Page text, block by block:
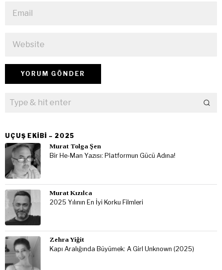
UÇUŞ EKIBI – 2025
Murat Tolga Şen
Bir He-Man Yazısı: Platformun Gücü Adına!
Murat Kızılca
2025 Yılının En İyi Korku Filmleri
Zehra Yiğit
Kapı Aralığında Büyümek: A Girl Unknown (2025)